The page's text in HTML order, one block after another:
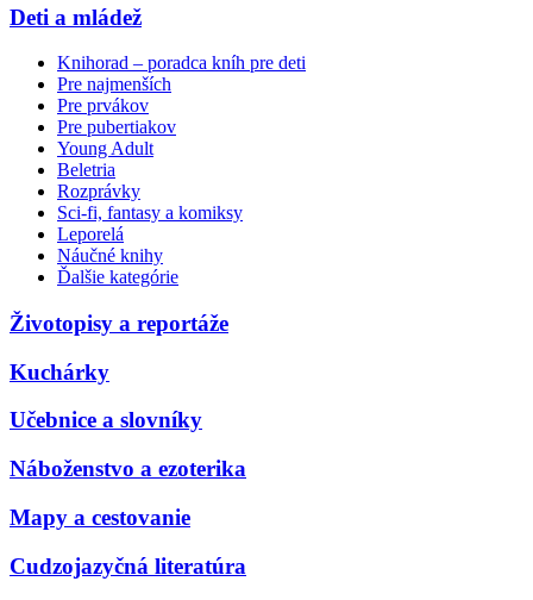
Deti a mládež
Knihorad – poradca kníh pre deti
Pre najmenších
Pre prvákov
Pre pubertiakov
Young Adult
Beletria
Rozprávky
Sci-fi, fantasy a komiksy
Leporelá
Náučné knihy
Ďalšie kategórie
Životopisy a reportáže
Kuchárky
Učebnice a slovníky
Náboženstvo a ezoterika
Mapy a cestovanie
Cudzojazyčná literatúra